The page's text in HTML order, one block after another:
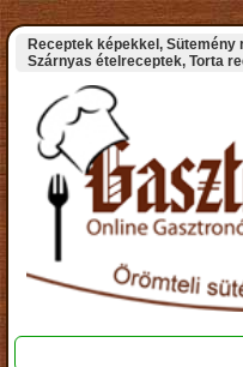
Receptek képekkel,
Szárnyas ételreceptek, Torta